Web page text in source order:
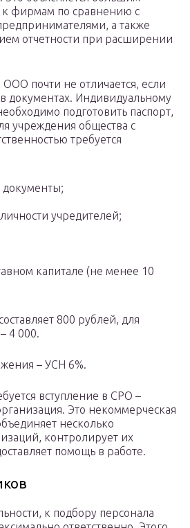
к фирмам по сравнению с
а также
отчетности при расширении
почти не отличается, если
документах. Индивидуальному
подготовить паспорт,
учреждения общества с
требуется
учредителей;
капитале (не менее 10
800 рублей, для
4 000.
– УСН 6%.
вступление в СРО –
Это некоммерческая
несколько
контролирует их
помощь в работе.
к подбору персонала